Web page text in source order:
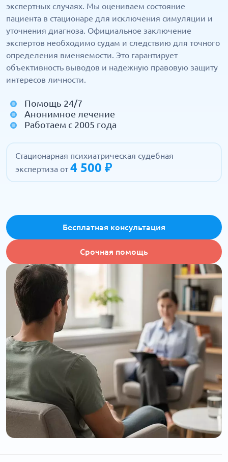
экспертных случаях. Мы оцениваем состояние
пациента в стационаре для исключения симуляции и
уточнения диагноза. Официальное заключение
экспертов необходимо судам и следствию для точного
определения вменяемости. Это гарантирует
объективность выводов и надежную правовую защиту
интересов личности.
Помощь 24/7
Анонимное лечение
Работаем с 2005 года
Стационарная психиатрическая судебная
экспертиза от4 500 ₽
Бесплатная консультация
Срочная помощь